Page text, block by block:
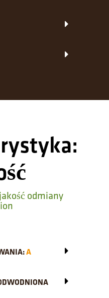
odmiany
A